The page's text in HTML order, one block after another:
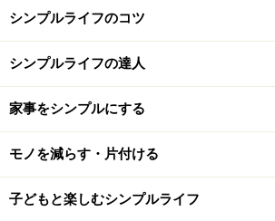
シンプルライフのコツ
シンプルライフの達人
家事をシンプルにする
モノを減らす・片付ける
子どもと楽しむシンプルライフ